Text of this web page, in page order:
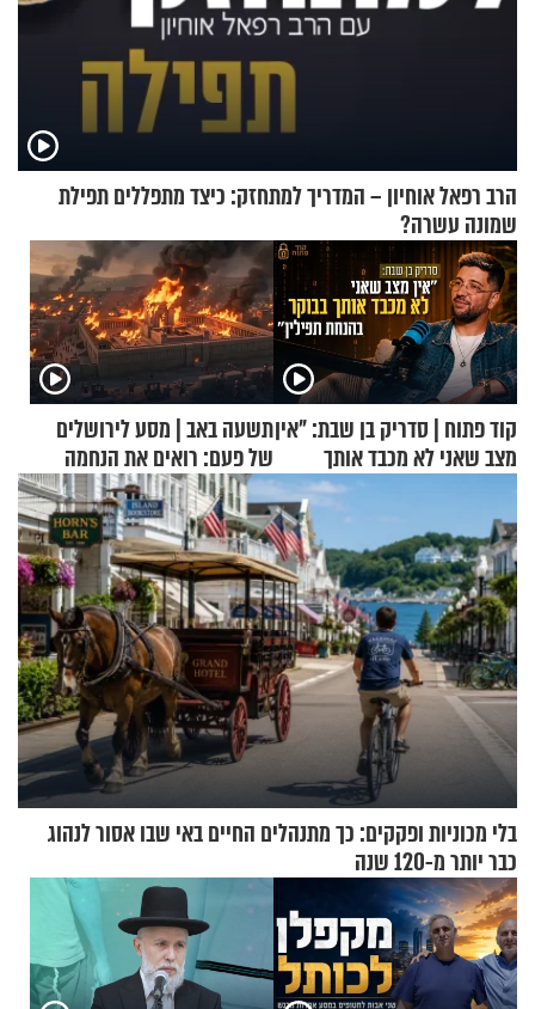
הרב רפאל אוחיון – המדריך למתחזק: כיצד מתפללים תפילת
שמונה עשרה?
קוד פתוח | סדריק בן שבת: "אין
מצב שאני לא מכבד אותך
בבוקר בהנחת תפילין"
תשעה באב | מסע לירושלים
של פעם: רואים את הנחמה
בלי מכוניות ופקקים: כך מתנהלים החיים באי שבו אסור לנהוג
כבר יותר מ-120 שנה